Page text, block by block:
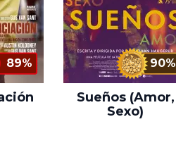
89% 90%
Sueños (Amor,
Sexo)